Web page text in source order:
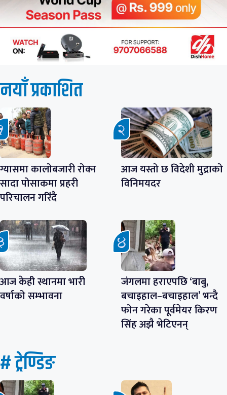
नयाँ प्रकाशित
ग्यासमा कालोबजारी रोक्न
सादा पोसाकमा प्रहरी
परिचालन गरिँदै
आज यस्तो छ विदेशी मुद्राको
विनिमयदर
आज केही स्थानमा भारी
वर्षाको सम्भावना
जंगलमा हराएपछि ‘बाबु,
बचाइहाल–बचाइहाल’ भन्दै
फोन गरेका पूर्वमेयर किरण
सिंह अझै भेटिएनन्
# ट्रेण्डिङ